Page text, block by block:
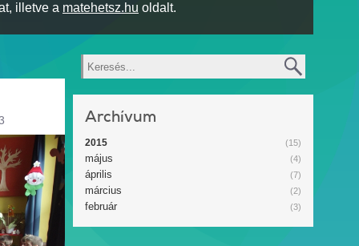
illetve a matehetsz.hu oldalt.
Keresés
Archívum
(15)
2015
(4)
május
(7)
április
(2)
március
(3)
február